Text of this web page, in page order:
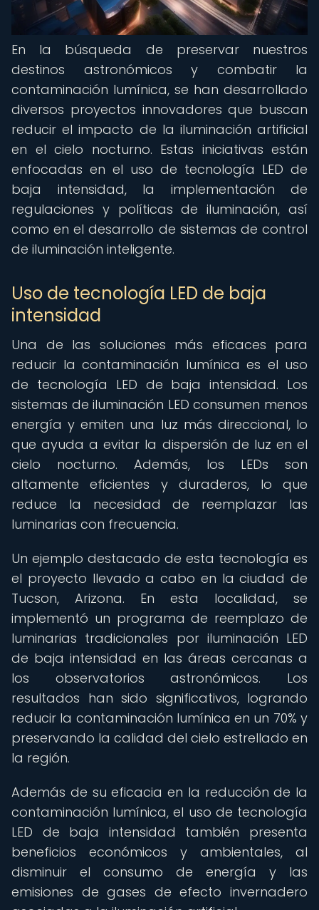
En la búsqueda de preservar nuestros
destinos astronómicos y combatir la
contaminación lumínica, se han desarrollado
diversos proyectos innovadores que buscan
reducir el impacto de la iluminación artificial
en el cielo nocturno. Estas iniciativas están
enfocadas en el uso de tecnología LED de
baja intensidad, la implementación de
regulaciones y políticas de iluminación, así
como en el desarrollo de sistemas de control
de iluminación inteligente.
Uso de tecnología LED de baja
intensidad
Una de las soluciones más eficaces para
reducir la contaminación lumínica es el uso
de tecnología LED de baja intensidad. Los
sistemas de iluminación LED consumen menos
energía y emiten una luz más direccional, lo
que ayuda a evitar la dispersión de luz en el
cielo nocturno. Además, los LEDs son
altamente eficientes y duraderos, lo que
reduce la necesidad de reemplazar las
luminarias con frecuencia.
Un ejemplo destacado de esta tecnología es
el proyecto llevado a cabo en la ciudad de
Tucson, Arizona. En esta localidad, se
implementó un programa de reemplazo de
luminarias tradicionales por iluminación LED
de baja intensidad en las áreas cercanas a
los observatorios astronómicos. Los
resultados han sido significativos, logrando
reducir la contaminación lumínica en un 70% y
preservando la calidad del cielo estrellado en
la región.
Además de su eficacia en la reducción de la
contaminación lumínica, el uso de tecnología
LED de baja intensidad también presenta
beneficios económicos y ambientales, al
disminuir el consumo de energía y las
emisiones de gases de efecto invernadero